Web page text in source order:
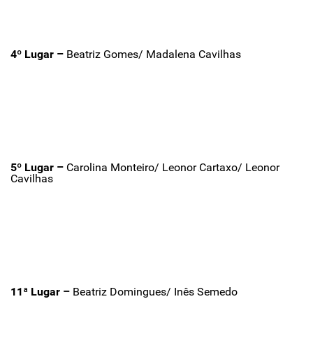
4º Lugar – Beatriz Gomes/ Madalena Cavilhas
5º Lugar – Carolina Monteiro/ Leonor Cartaxo/ Leonor
Cavilhas
11ª Lugar – Beatriz Domingues/ Inês Semedo